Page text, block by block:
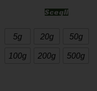
Scegli
5g 20g 50g
100g 200g 500g